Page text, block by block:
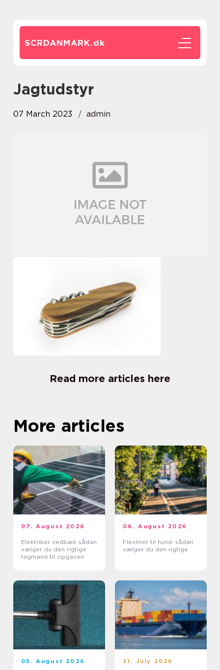
SCRDANMARK.dk
jagtudstyr
07 March 2023 admin
Read more articles here
More articles
07. August 2026
Elektriker vedbæk sådan
vælger du den rigtige
fagmand til opgaven
06. August 2026
Flexliner til hund: sådan
vælger du den rigtige
05. August 2026 31. July 2026